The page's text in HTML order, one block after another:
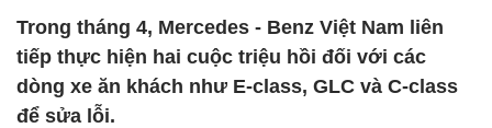
Trong tháng 4, Mercedes - Benz Việt Nam liên
tiếp thực hiện hai cuộc triệu hồi đối với các
dòng xe ăn khách như E-class, GLC và C-class
để sửa lỗi.